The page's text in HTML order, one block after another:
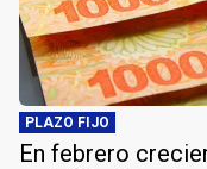
PLAZO FIJO
En febrero